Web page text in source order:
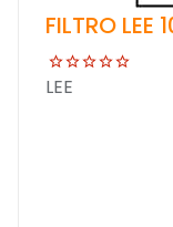
FILTRO LEE
LEE